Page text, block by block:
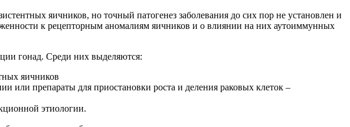
яичников, но точный патогенез заболевания до сих пор не установлен и
к рецепторным аномалиям яичников и о влиянии на них аутоиммунных
гонад. Среди них выделяются:
или препараты для приостановки роста и деления раковых клеток –
этиологии.